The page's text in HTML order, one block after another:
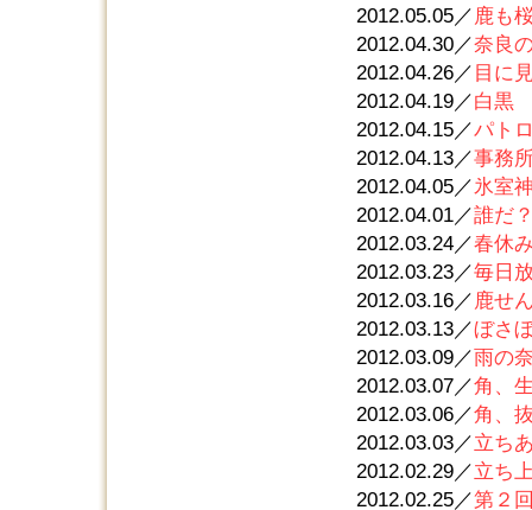
2012.05.05／ 鹿も
2012.04.30／奈良
2012.04.26／ 目に
2012.04.19／白黒
2012.04.15／パト
2012.04.13／事務
2012.04.05／氷室
2012.04.01／誰だ
2012.03.24／春休
2012.03.23／毎日
2012.03.16／ 鹿せ
2012.03.13／ぼさ
2012.03.09／雨の
2012.03.07／角、
2012.03.06／角、
2012.03.03／立ち
2012.02.29／立ち
2012.02.25／第２